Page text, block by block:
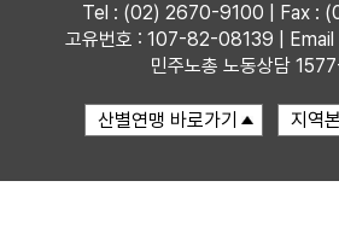
Tel : (02) 2670-9100 | Fax :
고유번호 : 107-82-08139 |
민주노총 노동상담